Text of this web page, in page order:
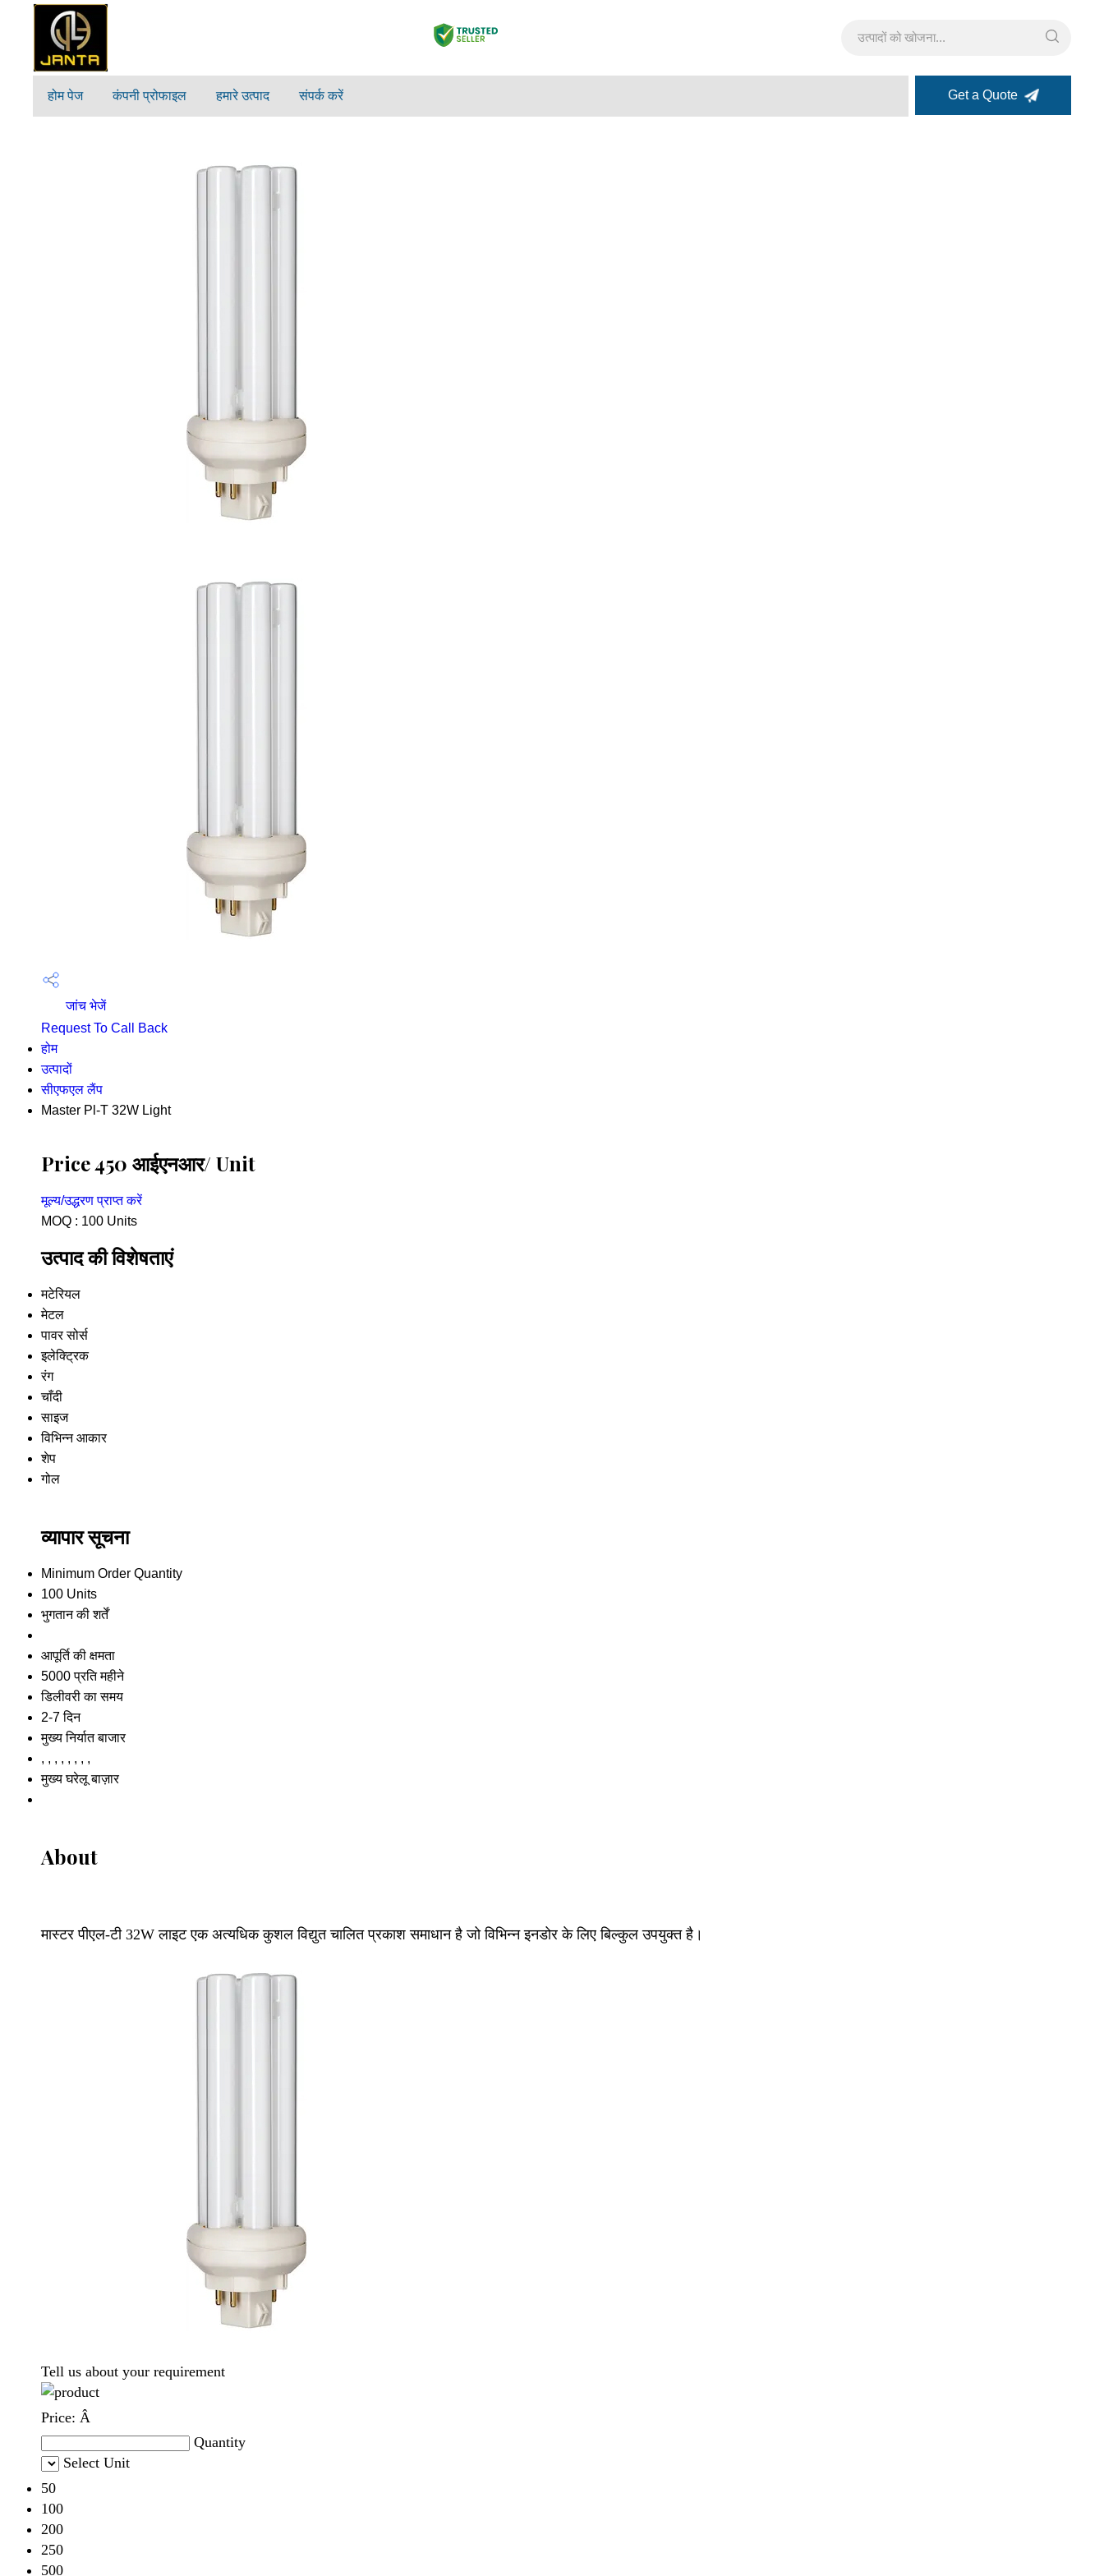
होम पेज कंपनी प्रोफाइल हमारे उत्पाद संपर्क करें Get a Quote
जांच भेजें
Request To Call Back
होम
उत्पादों
सीएफएल लैंप
Master Pl-T 32W Light
Price 450 आईएनआर/ Unit
मूल्य/उद्धरण प्राप्त करें
MOQ : 100 Units
उत्पाद की विशेषताएं
मटेरियल
मेटल
पावर सोर्स
इलेक्ट्रिक
रंग
चाँदी
साइज
विभिन्न आकार
शेप
गोल
व्यापार सूचना
Minimum Order Quantity
100 Units
भुगतान की शर्तें
आपूर्ति की क्षमता
5000 प्रति महीने
डिलीवरी का समय
2-7 दिन
मुख्य निर्यात बाजार
, , , , , , , ,
मुख्य घरेलू बाज़ार
About
मास्टर पीएल-टी 32W लाइट एक अत्यधिक कुशल विद्युत चालित प्रकाश समाधान है जो विभिन्न इनडोर के लिए बिल्कुल उपयुक्त है।
Tell us about your requirement
Price: Â
Quantity
Select Unit
50
100
200
250
500